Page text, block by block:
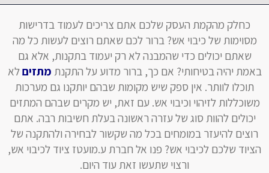
כחלק מהקמת העסק שלכם אתם צריכים לעמוד בדרישות
מסוימות של כיבוי אש? ברור לכם שאתם רוצים לעשות כל מה
שאתם יכולים כדי שהמבנה לא רק יעמוד בתקנות, אלא גם
באמת יהיה בטיחותי? אם כך, ברור מדוע על התקנת מתזיםלא
תוכלו לוותר. אין ספק שיש מקומות שבהם יותקנו גם מערכות
משוכללות לזיהוי וכיבוי אש. עם זאת, יש מקרים שבהם המתזים
יכולים להוות סוג של עזרה ראשונה בעלת חשיבות רבה. אתם
רוצים להיעזר במומחים בכל מה שקשור לבחירה ולהתקנה של
הציוד שלכם לכיבוי אש? פנו אל חברת ע.מועטז ציוד לכיבוי אש,
ורצוי שתעשו זאת עוד היום.